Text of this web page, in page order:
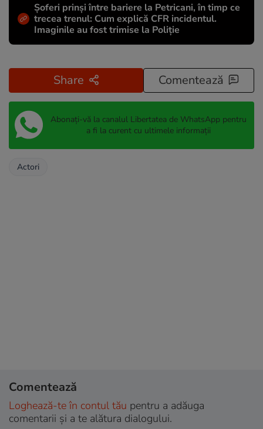
Șoferi prinși între bariere la Petricani, în timp ce
trecea trenul: Cum explică CFR incidentul.
Imaginile au fost trimise la Poliție
Share Comentează
Abonați-vă la canalul Libertatea de WhatsApp pentru
a fi la curent cu ultimele informații
Actori
Comentează
Loghează-te în contul tău pentru a adăuga
comentarii și a te alătura dialogului.